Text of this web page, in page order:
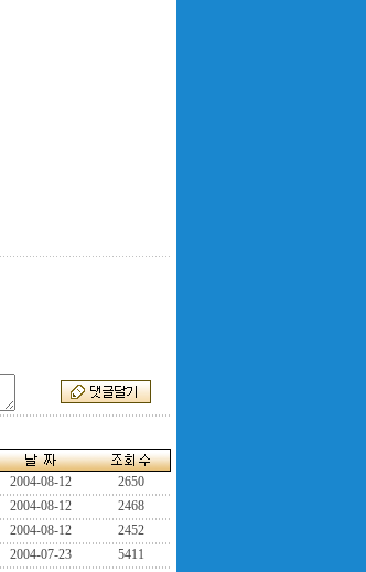
2004-08-12
2650
2004-08-12
2468
2004-08-12
2452
2004-07-23
5411